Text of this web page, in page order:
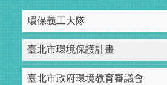
環保義工大隊
臺北市環境保護計畫
臺北市政府環境教育審議會